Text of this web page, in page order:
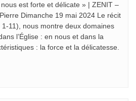
est forte et délicate » | ZENIT –
Dimanche 19 mai 2024 Le récit
11), nous montre deux domaines
l’Église : en nous et dans la
: la force et la délicatesse.